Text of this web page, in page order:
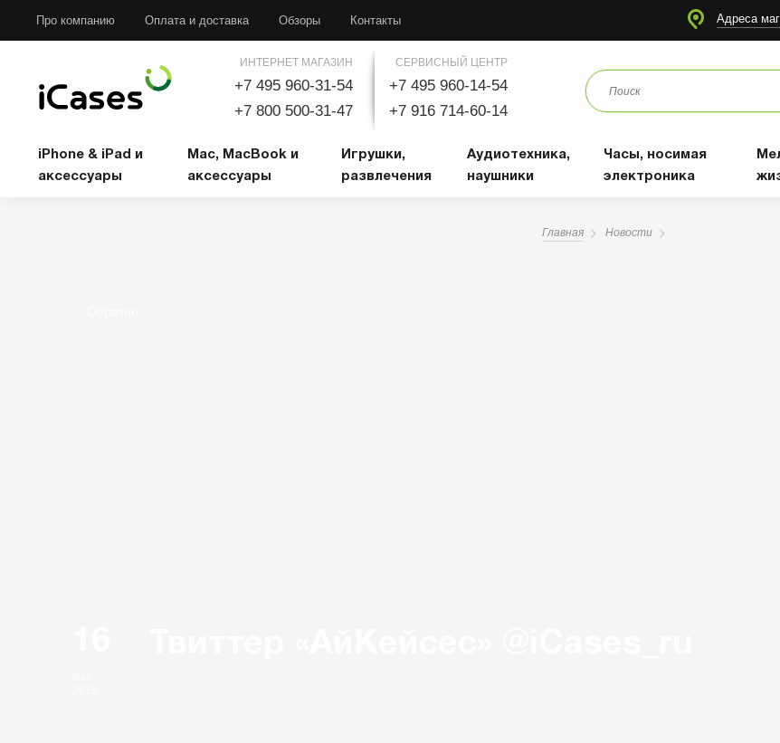
Про компанию Оплата и доставка Обзоры Контакты Адреса
ИНТЕРНЕТ МАГАЗИН
+7 495 960-31-54
+7 800 500-31-47
СЕРВИСНЫЙ ЦЕНТР
+7 495 960-14-54
+7 916 714-60-14
iPhone & iPad и
аксессуары
Mac, MacBook и
аксессуары
Игрушки,
развлечения
Аудиотехника,
наушники
Часы, носимая
электроника
Главная Новости